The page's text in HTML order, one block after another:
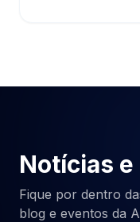
Notícias
Fique por dentro
blog e eventos da